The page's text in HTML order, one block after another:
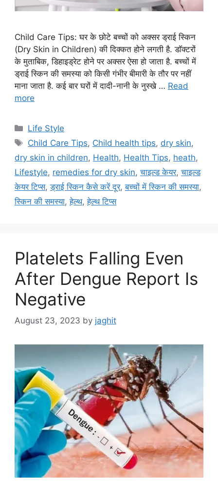
Child Care Tips: घर के छोटे बच्चों को अक्सर ड्राई स्किन
(Dry Skin in Children) की दिक्कत होने लगती है. डॉक्टरों
के मुताबिक, डिहाइड्रेट होने पर अक्सर ऐसा हो जाता है. बच्चों में
ड्राई स्किन की समस्या को किसी गंभीर बीमारी के तौर पर नहीं
माना जाता है. कई बार घरों में दादी-नानी के नुस्खे … Read
more
C
a
e
g
o
r
Life Style
T
s
Child Care Tips, Child health tips, dry skin,
dry skin in children, Health, Health Tips, heath,
Lifestyle, remedies for dry skin,चाइल्ड केयर,चाइल्ड
केयर टिप्स,ड्राई स्किन कैसे करें दूर,बच्चों में स्किन की समस्या,
स्किन की समस्या,हेल्थ,हेल्थ टिप्स
Platelets Falling Even
After Dengue Report Is
Negative
August 23, 2023 by jaghit